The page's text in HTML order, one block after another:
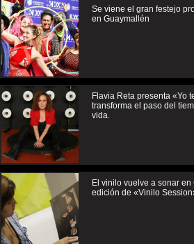
Se viene el gran festejo
en Guaymallén
Flavia Reta presenta «Yo
transforma el paso del
vida.
El vinilo vuelve a sonar
edición de «Vinilo